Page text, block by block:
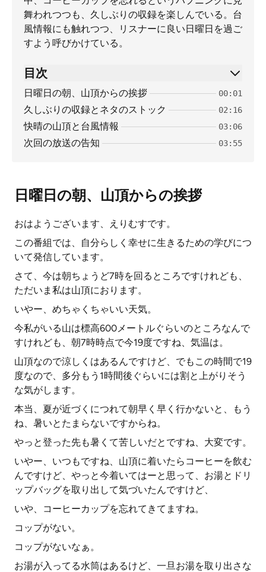
舞われつつも、久しぶりの収録を楽しんでいる。台
風情報にも触れつつ、リスナーに良い日曜日を過ご
すよう呼びかけている。
目次
日曜日の朝、山頂からの挨拶 00:01
久しぶりの収録とネタのストック 02:16
快晴の山頂と台風情報 03:06
次回の放送の告知 03:55
日曜日の朝、山頂からの挨拶
おはようございます、えりむすです。
この番組では、自分らしく幸せに生きるための学びにつ
いて発信しています。
さて、今は朝ちょうど7時を回るところですけれども、
ただいま私は山頂におります。
いやー、めちゃくちゃいい天気。
今私がいる山は標高600メートルぐらいのところなんで
すけれども、朝7時時点で今19度ですね、気温は。
山頂なので涼しくはあるんですけど、でもこの時間で19
度なので、多分もう1時間後ぐらいには割と上がりそう
な気がします。
本当、夏が近づくにつれて朝早く早く行かないと、もう
ね、暑いとたまらないですからね。
やっと登った先も暑くて苦しいだとですね、大変です。
いやー、いつもですね、山頂に着いたらコーヒーを飲む
んですけど、やっと今着いてはーと思って、お湯とドリ
ップバッグを取り出して気づいたんですけど、
いや、コーヒーカップを忘れてきてますね。
コップがない。
コップがないなぁ。
お湯が入ってる水筒はあるけど、一旦お湯を取り出さな